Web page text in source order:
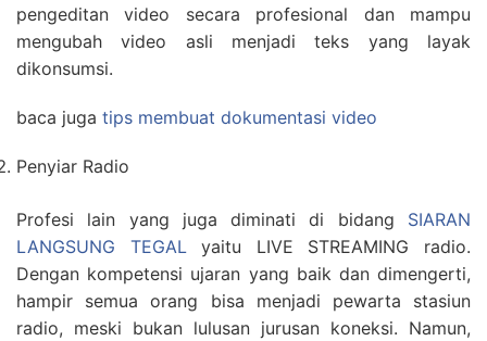
pengeditan video secara profesional dan mampu
mengubah video asli menjadi teks yang layak
dikonsumsi.
baca juga tips membuat dokumentasi video
Penyiar Radio
Profesi lain yang juga diminati di bidang SIARAN
LANGSUNG TEGALyaitu LIVE STREAMING radio.
Dengan kompetensi ujaran yang baik dan dimengerti,
hampir semua orang bisa menjadi pewarta stasiun
radio, meski bukan lulusan jurusan koneksi. Namun,